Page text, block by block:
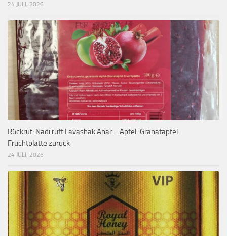
24 JULI, 2026
Rückruf: Nadi ruft Lavashak Anar – Apfel-Granatapfel-
Fruchtplatte zurück
24 JULI, 2026